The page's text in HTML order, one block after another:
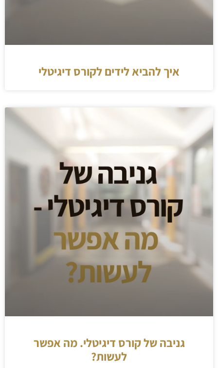
איך להביא לידים לקורס דיגיטלי
גניבה של קורס דיגיטלי. מה אפשר
לעשות?